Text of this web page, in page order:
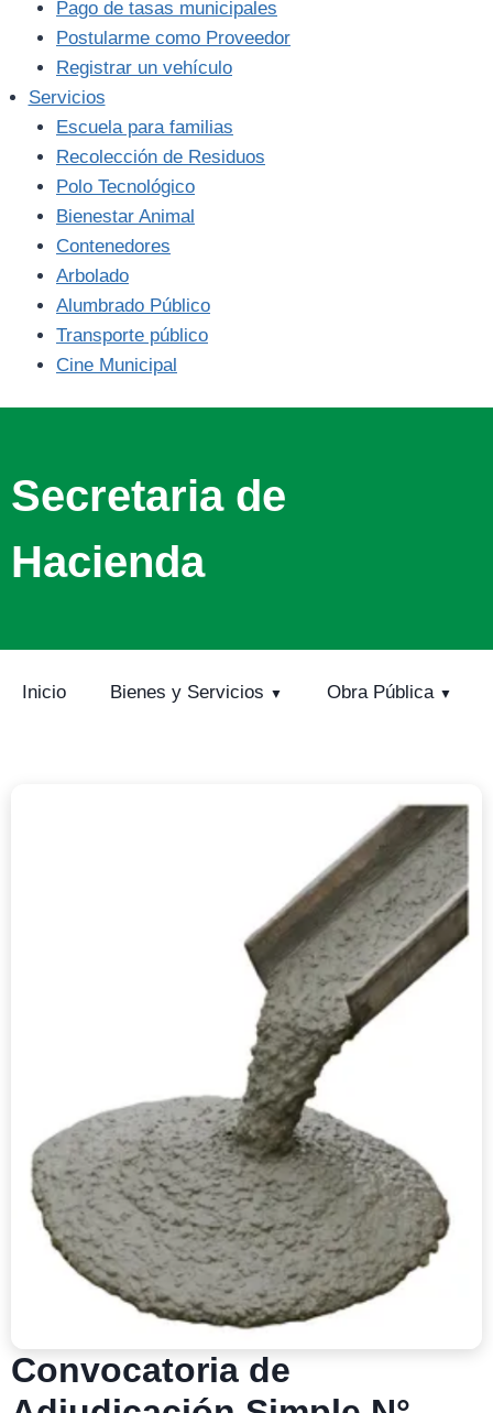
Pago de tasas municipales
Postularme como Proveedor
Registrar un vehículo
Servicios
Escuela para familias
Recolección de Residuos
Polo Tecnológico
Bienestar Animal
Contenedores
Arbolado
Alumbrado Público
Transporte público
Cine Municipal
Secretaria de
Hacienda
Inicio Bienes y Servicios Obra Pública
Convocatoria de